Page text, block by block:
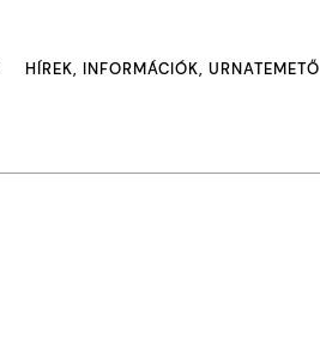
HÍREK, INFORMÁCIÓK, URNATEMETŐ